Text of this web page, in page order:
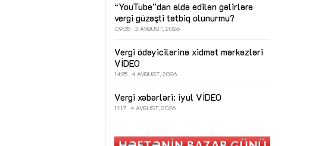
“YouTube”dan əldə edilən gəlirlərə
vergi güzəşti tətbiq olunurmu?
09:35 3 AVQUST, 2026
Vergi ödəyicilərinə xidmət mərkəzləri
VİDEO
14:25 4 AVQUST, 2026
Vergi xəbərləri: iyul VİDEO
11:17 4 AVQUST, 2026